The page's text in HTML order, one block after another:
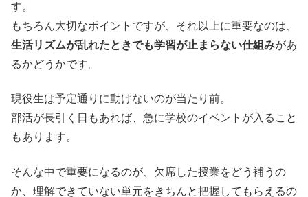
す。
もちろん大切なポイントですが、それ以上に重要なのは、
生活リズムが乱れたときでも学習が止まらない仕組みがあ
るかどうかです。
現役生は予定通りに動けないのが当たり前。
部活が長引く日もあれば、急に学校のイベントが入ること
もあります。
そんな中で重要になるのが、欠席した授業をどう補うの
か、理解できていない単元をきちんと把握してもらえるの